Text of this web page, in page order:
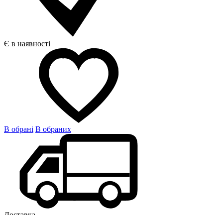
Є в наявності
В обрані В обраних